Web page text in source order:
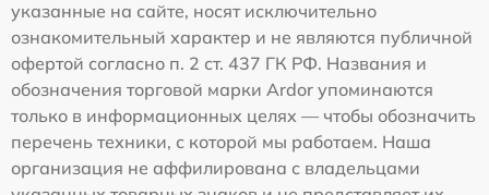
указанные на сайте, носят исключительно
ознакомительный характер и не являются публичной
офертой согласно п. 2 ст. 437 ГК РФ. Названия и
обозначения торговой марки Ardor упоминаются
только в информационных целях — чтобы обозначить
перечень техники, с которой мы работаем. Наша
организация не аффилирована с владельцами